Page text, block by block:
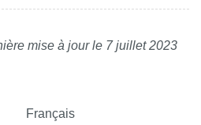
mise à jour le 7 juillet 2023
Français